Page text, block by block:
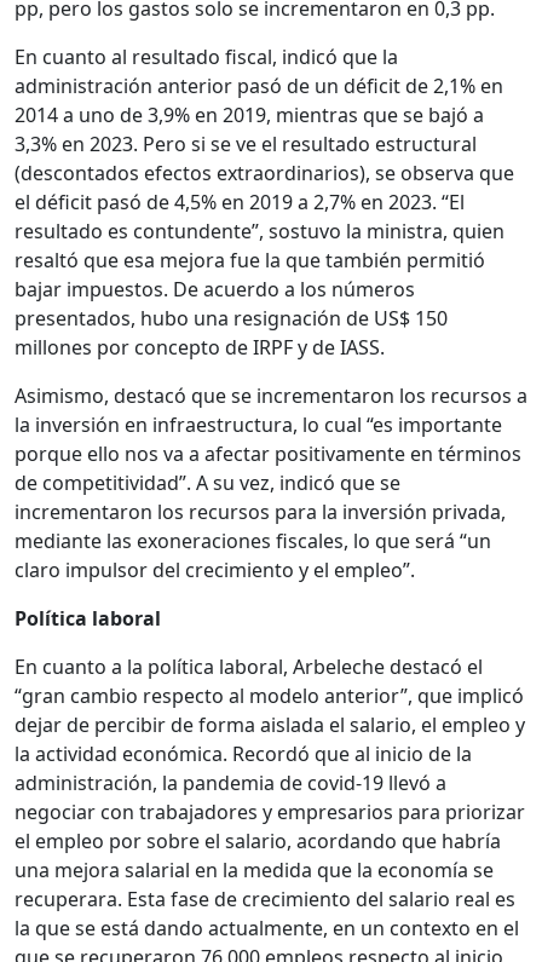
pp, pero los gastos solo se incrementaron en 0,3 pp.
En cuanto al resultado fiscal, indicó que la
administración anterior pasó de un déficit de 2,1% en
2014 a uno de 3,9% en 2019, mientras que se bajó a
3,3% en 2023. Pero si se ve el resultado estructural
(descontados efectos extraordinarios), se observa que
el déficit pasó de 4,5% en 2019 a 2,7% en 2023. “El
resultado es contundente”, sostuvo la ministra, quien
resaltó que esa mejora fue la que también permitió
bajar impuestos. De acuerdo a los números
presentados, hubo una resignación de US$ 150
millones por concepto de IRPF y de IASS.
Asimismo, destacó que se incrementaron los recursos a
la inversión en infraestructura, lo cual “es importante
porque ello nos va a afectar positivamente en términos
de competitividad”. A su vez, indicó que se
incrementaron los recursos para la inversión privada,
mediante las exoneraciones fiscales, lo que será “un
claro impulsor del crecimiento y el empleo”.
Política laboral
En cuanto a la política laboral, Arbeleche destacó el
“gran cambio respecto al modelo anterior”, que implicó
dejar de percibir de forma aislada el salario, el empleo y
la actividad económica. Recordó que al inicio de la
administración, la pandemia de covid-19 llevó a
negociar con trabajadores y empresarios para priorizar
el empleo por sobre el salario, acordando que habría
una mejora salarial en la medida que la economía se
recuperara. Esta fase de crecimiento del salario real es
la que se está dando actualmente, en un contexto en el